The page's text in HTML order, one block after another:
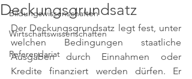
Bildungswissenschaften
Wirtschaftswissenschaften
Referendariat
Deckungsgrundsatz
Der Deckungsgrundsatz legt fest, unter
welchen Bedingungen staatliche
Ausgaben durch Einnahmen oder
Kredite finanziert werden dürfen. Er